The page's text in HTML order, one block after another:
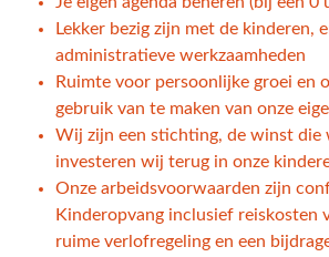
Lekker bezig zijn met de kinderen,
administratieve werkzaamheden
Ruimte voor persoonlijke groei en
gebruik van te maken van onze
Wij zijn een stichting, de winst die
investeren wij terug in onze
Onze arbeidsvoorwaarden zijn
Kinderopvang inclusief reiskosten
ruime verlofregeling en een